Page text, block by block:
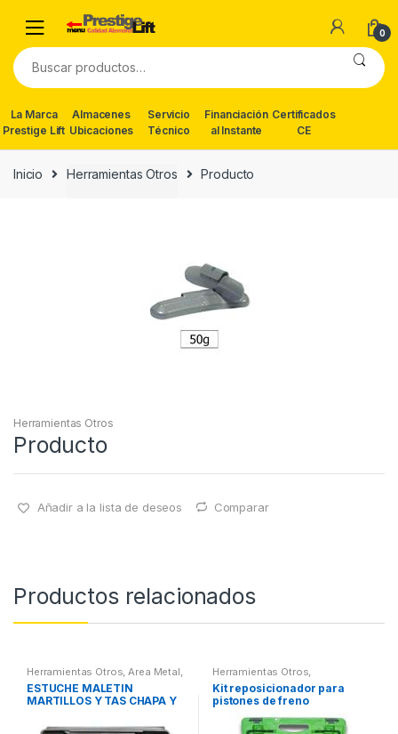
navigation
content
0
Buscar
por:
La Marca
Prestige Lift
Almacenes
Ubicaciones
Servicio
Técnico
Financiación
al Instante
Certificados
CE
Inicio Herramientas Otros Producto
Herramientas Otros
Producto
Añadir a la lista de deseos Comparar
Productos relacionados
Herramientas Otros,Area Metal,
Roscas, Herramientas
Pintura,Maletines Herramientas,
Extractores, Compresímetros,
ESTUCHE MALETIN
MARTILLOS Y TAS CHAPA Y
Herramientas Otros,
Herramientas Frenos y
Refrigeración
Kit reposicionador para
pistones de freno